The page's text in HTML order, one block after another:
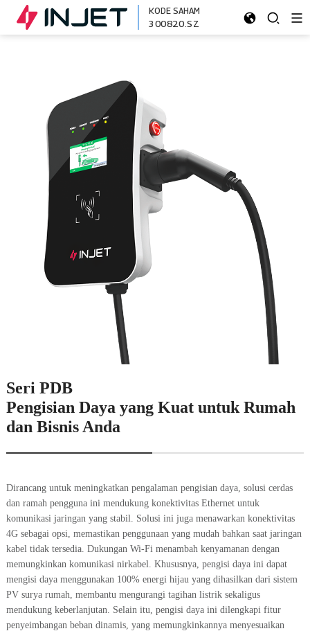
KODE SAHAM
300820.SZ
Seri PDB
Pengisian Daya yang Kuat untuk Rumah
dan Bisnis Anda
Dirancang untuk meningkatkan pengalaman pengisian daya, solusi cerdas
dan ramah pengguna ini mendukung konektivitas Ethernet untuk
komunikasi jaringan yang stabil. Solusi ini juga menawarkan konektivitas
4G sebagai opsi, memastikan penggunaan yang mudah bahkan saat jaringan
kabel tidak tersedia. Dukungan Wi-Fi menambah kenyamanan dengan
memungkinkan komunikasi nirkabel. Khususnya, pengisi daya ini dapat
mengisi daya menggunakan 100% energi hijau yang dihasilkan dari sistem
PV surya rumah, membantu mengurangi tagihan listrik sekaligus
mendukung keberlanjutan. Selain itu, pengisi daya ini dilengkapi fitur
penyeimbangan beban dinamis, yang memungkinkannya menyesuaikan